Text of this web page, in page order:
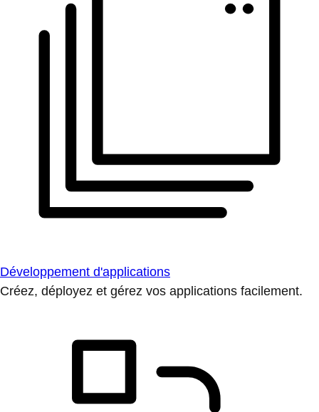
Développement d'applications
Créez, déployez et gérez vos applications facilement.